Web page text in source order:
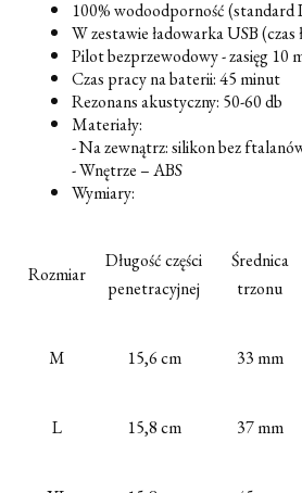
100% wodoodporność (standard
W zestawie ładowarka USB (czas
Pilot bezprzewodowy - zasięg 10
Czas pracy na baterii: 45 minut
Rezonans akustyczny: 50-60 db
Materiały:
- Na zewnątrz: silikon bez
- Wnętrze – ABS
Wymiary:
Rozmiar
Długość części
penetracyjnej
Średnica
trzonu
M 15,6 cm 33 mm
L 15,8 cm 37 mm